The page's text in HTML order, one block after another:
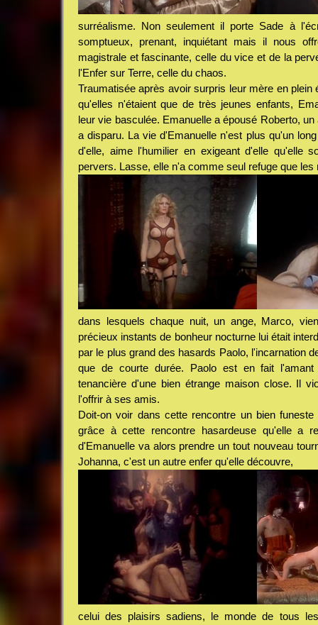
surréalisme. Non seulement il porte Sade à
somptueux, prenant, inquiétant mais il nous
magistrale et fascinante, celle du vice et de la
l'Enfer sur Terre, celle du chaos.
Traumatisée après avoir surpris leur mère en plein
qu'elles n'étaient que de très jeunes enfants,
leur vie basculée. Emanuelle a épousé Roberto,
a disparu. La vie d'Emanuelle n'est plus qu'un
d'elle, aime l'humilier en exigeant d'elle qu'elle
pervers. Lasse, elle n'a comme seul refuge que les
dans lesquels chaque nuit, un ange, Marco,
précieux instants de bonheur nocturne lui était
par le plus grand des hasards Paolo, l'incarnation
que de courte durée. Paolo est en fait
tenancière d'une bien étrange maison close. Il
l'offrir à ses amis.
Doit-on voir dans cette rencontre un bien
grâce à cette rencontre hasardeuse qu'elle a
d'Emanuelle va alors prendre un tout nouveau
Johanna, c'est un autre enfer qu'elle découvre,
celui des plaisirs sadiens, le monde de tous